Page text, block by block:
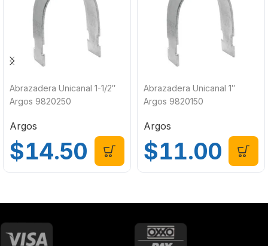
Abrazadera Unicanal 1-1/2″
Argos 9820250
Argos
$14.50
Abrazadera Unicanal 1″
Argos 9820150
Argos
$11.00